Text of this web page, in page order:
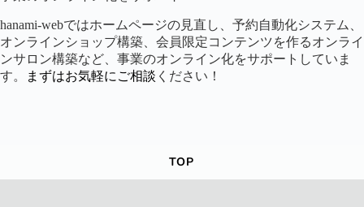
hanami-webではホームページの見直し、予約自動化システム、
オンラインショップ構築、会員限定コンテンツを作るオンライ
ンサロン構築など、事業のオンライン化をサポートしていま
す。
まずはお気軽にご相談 ください！
TOP